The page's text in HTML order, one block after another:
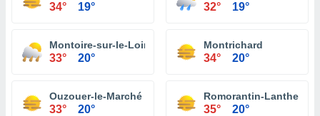
34° 19° 32° 19°
Montoire-sur-le-Loir
33° 20°
Montrichard
34° 20°
Ouzouer-le-Marché
33° 20°
Romorantin-Lanthenay
35° 20°